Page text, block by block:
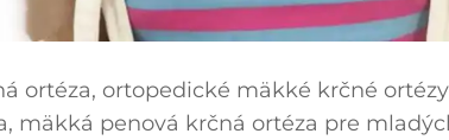
ortéza, ortopedické mäkké krčné
mäkká penová krčná ortéza pre